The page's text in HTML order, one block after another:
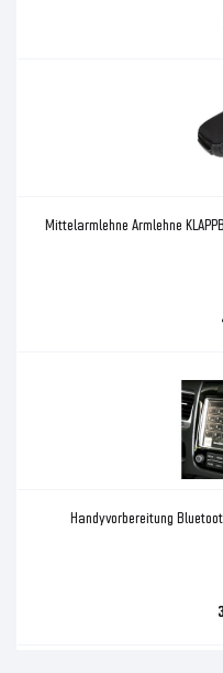
Mittelarmlehne Armlehne
Handyvorbereitung